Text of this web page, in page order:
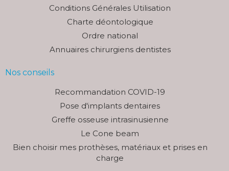
Conditions Générales Utilisation
Charte déontologique
Ordre national
Annuaires chirurgiens dentistes
Nos conseils
Recommandation COVID-19
Pose d'implants dentaires
Greffe osseuse intrasinusienne
Le Cone beam
Bien choisir mes prothèses, matériaux et prises en
charge